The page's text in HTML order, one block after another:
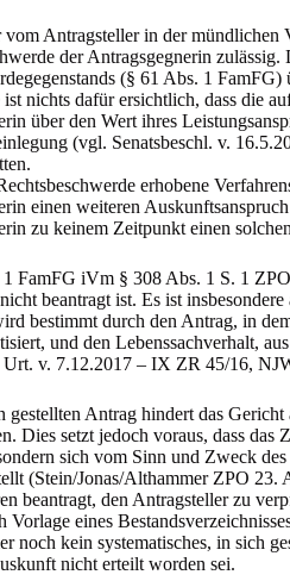
vom Antragsteller in der mündlichen
der Antragsgegnerin
(§ 61 Abs. 1
ist nichts dafür ersichtlich, dass die
über den Wert ihres
(vgl. Senatsbeschl. v.
erhobene
einen weiteren
zu keinem Zeitpunkt einen
FamFG iVm § 308 Abs. 1 S. 1
beantragt ist. Es ist
bestimmt durch den Antrag, in
und den Lebenssachverhalt,
v. 7.12.2017 – IX ZR 45/16,
gestellten Antrag hindert das
Dies setzt jedoch voraus, dass das
sich vom Sinn und Zweck
(Stein/Jonas/Althammer ZPO
beantragt, den Antragsteller zu
Vorlage eines
noch kein systematisches, in sich
nicht erteilt worden sei.